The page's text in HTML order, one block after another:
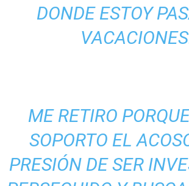
DONDE ESTOY
ME RETIRO
SOPORTO EL
PRESIÓN DE SER